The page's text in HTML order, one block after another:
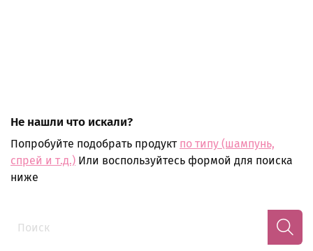
Не нашли что искали?
Попробуйте подобрать продукт по типу (шампунь,
спрей и т.д.) Или воспользуйтесь формой для поиска
ниже